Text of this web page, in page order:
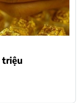
triệu